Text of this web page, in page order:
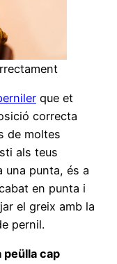
que et
correcta
de moltes
als teus
una punta, és a
en punta i
el greix amb la
pernil.
peülla cap